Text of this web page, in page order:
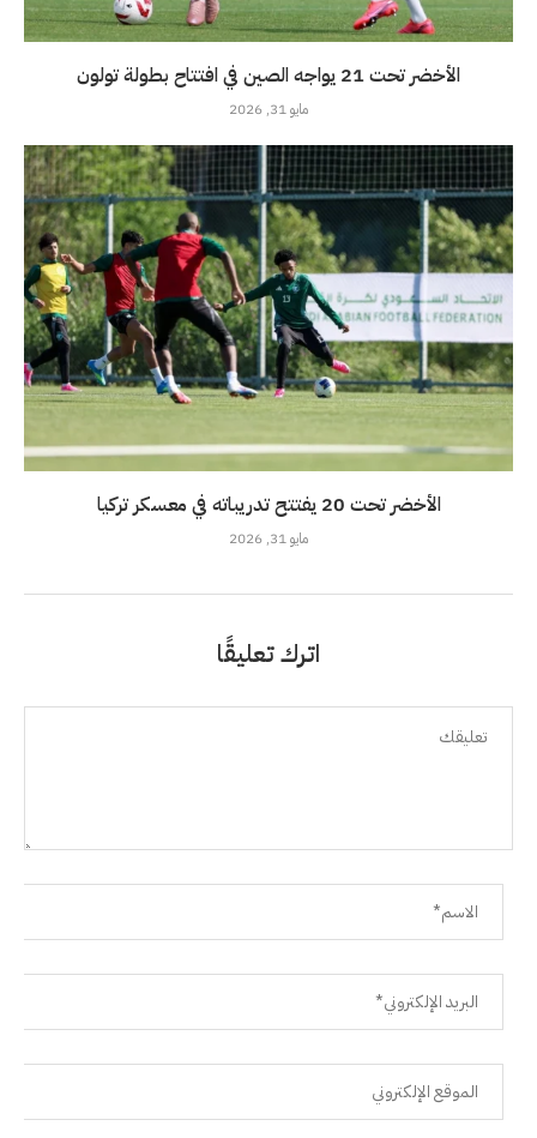
الأخضر تحت 21 يواجه الصين في افتتاح بطولة تولون
مايو 31, 2026
الأخضر تحت 20 يفتتح تدريباته في معسكر تركيا
مايو 31, 2026
اترك تعليقًا